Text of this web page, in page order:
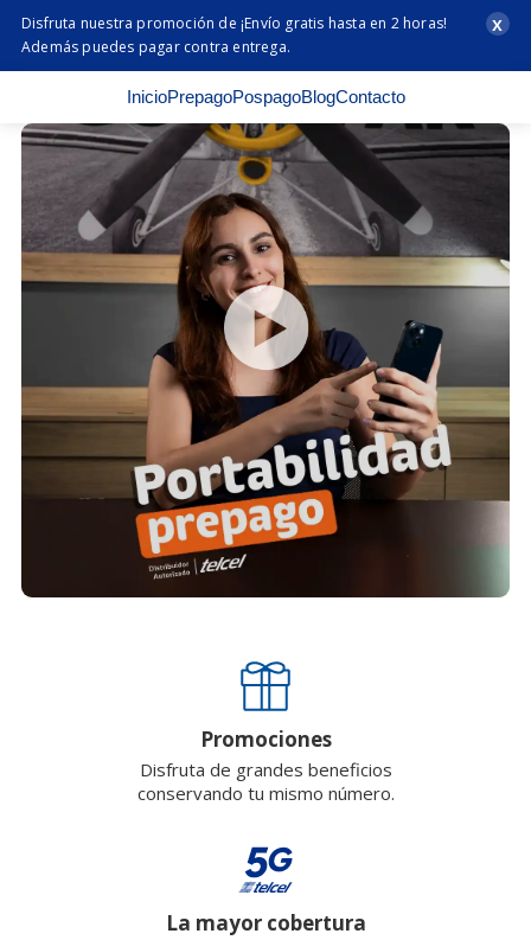
Disfruta nuestra promoción de ¡Envío gratis hasta en 2 horas!
Además puedes pagar contra entrega.
x
InicioPrepagoPospagoBlogContacto
Promociones
Disfruta de grandes beneficios
conservando tu mismo número.
La mayor cobertura